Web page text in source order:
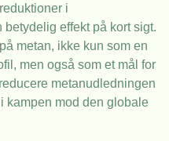
i
effekt på kort sigt.
metan, ikke kun som en
men også som et mål for
metanudledningen
kampen mod den globale